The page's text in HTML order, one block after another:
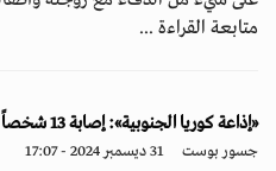
متابعة القراءة ...
«إذاعة كوريا الجنوبية»: إصابة 13 شخصاً في حادث دهس بينهم 4 بحالة حرجة
جسور بوست 31 ديسمبر 2024 - 17:07